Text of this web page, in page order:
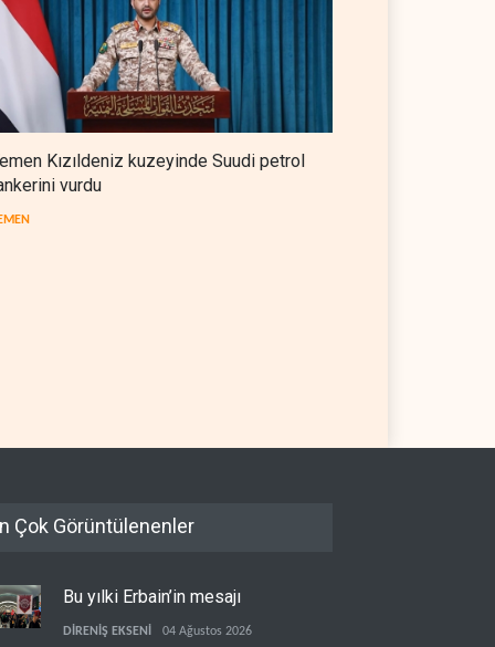
Kızıldeniz kuzeyinde Suudi petrol
vurdu
Çok Görüntülenenler
Bu yılki Erbain’in mesajı
DİRENİŞ EKSENİ 04 Ağustos 2026